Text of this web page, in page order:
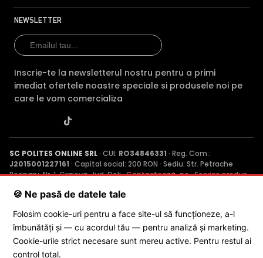
NEWSLETTER
Inscrie-te la newsletterul nostru pentru a primi
imediat ofertele noastre speciale si produsele noi pe
care le vom comercializa
SC POLITES ONLINE SRL· CUI: RO34846331 · Reg. Com.:
J2015001227161 · Capital social: 200 RON · Sediu: Str. Petrache
Poenaru, Nr. 1, Craiova, Jud. Dolj ·Contactează-ne·Service produs
© 2026 SC POLITES ONLINE SRL
🍪 Ne pasă de datele tale
Folosim cookie-uri pentru a face site-ul să funcționeze, a-l
îmbunătăți și — cu acordul tău — pentru analiză și marketing.
Cookie-urile strict necesare sunt mereu active. Pentru restul ai
control total.